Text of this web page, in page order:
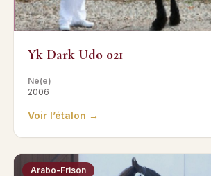
Yk Dark Udo 021
Né(e)
2006
Voir l’étalon →
Arabo-Frison